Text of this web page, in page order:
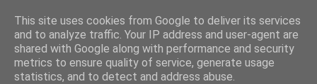
This site uses cookies from Google to deliver its services
and to analyze traffic. Your IP address and user-agent are
shared with Google along with performance and security
metrics to ensure quality of service, generate usage
statistics, and to detect and address abuse.